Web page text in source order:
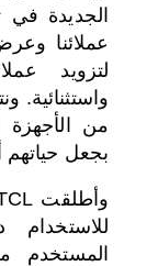
الجديدة في
عملائنا
لتزويد
واستثنائية.
من الأجهزة
بجعل
المستخدم